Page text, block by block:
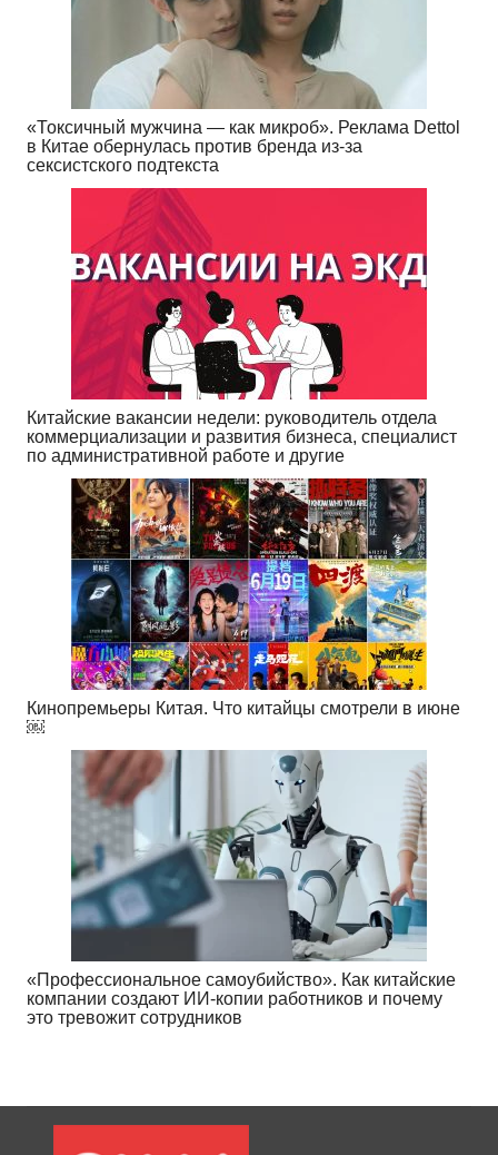
«Токсичный мужчина — как микроб». Реклама Dettol
в Китае обернулась против бренда из-за
сексистского подтекста
Китайские вакансии недели: руководитель отдела
коммерциализации и развития бизнеса, специалист
по административной работе и другие
Кинопремьеры Китая. Что китайцы смотрели в июне
￼
«Профессиональное самоубийство». Как китайские
компании создают ИИ-копии работников и почему
это тревожит сотрудников